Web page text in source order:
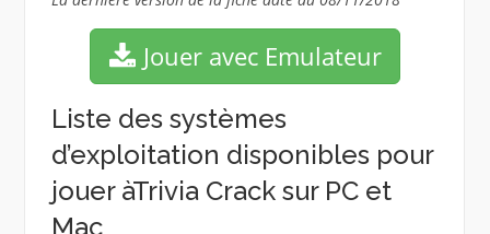
Jouer avec Emulateur
Liste des systèmes
d’exploitation disponibles pour
jouer àTrivia Crack sur PC et
Mac